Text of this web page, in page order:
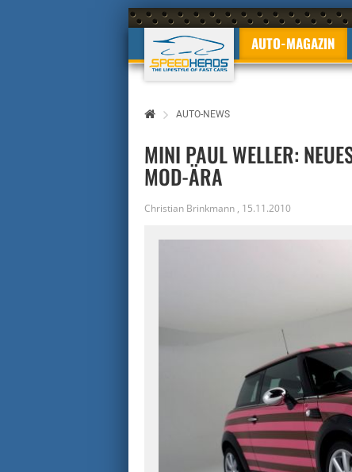
AUTO-MAGAZIN
AUTO-NEWS
MINI PAUL WELLER:
MOD-ÄRA
Christian Brinkmann , 15.11.2010